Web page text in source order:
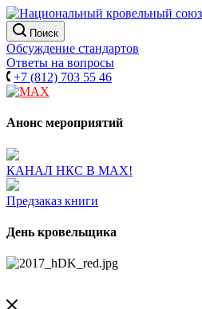
Поиск
Обсуждение стандартов
Ответы на вопросы
+7 (812) 703 55 46
Анонс мероприятий
КАНАЛ НКС В МАХ!
Предзаказ книги
День кровельщика